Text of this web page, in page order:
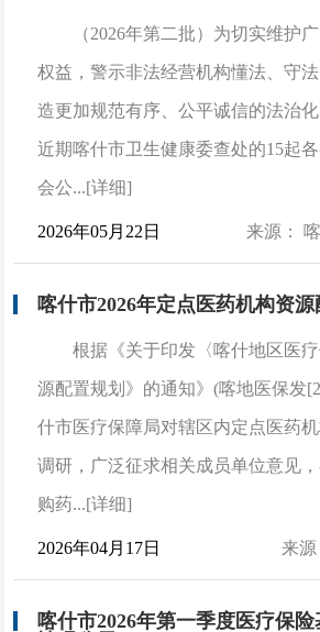
（2026年第二批）为切实维护
权益，警示非法经营机构懂法、守
造更加规范有序、公平诚信的法治
近期喀什市卫生健康委查处的15起
会公...[详细]
2026年05月22日 来源：
喀什市2026年定点医药机构资源
根据《关于印发〈喀什地区医
源配置规划》的通知》(喀地医保发
什市医疗保障局对辖区内定点医药
调研，广泛征求相关成员单位意见
购药...[详细]
2026年04月17日 来源
喀什市2026年第一季度医疗保